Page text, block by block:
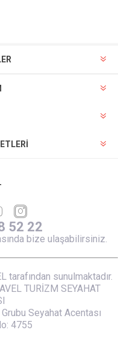
52 22
bize ulaşabilirsiniz.
tarafından sunulmaktadır.
TURİZM SEYAHAT
Seyahat Acentası
4755